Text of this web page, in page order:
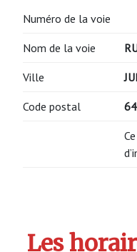
Numéro de la voie
Nom de la voie
Ville
Code postal
Les